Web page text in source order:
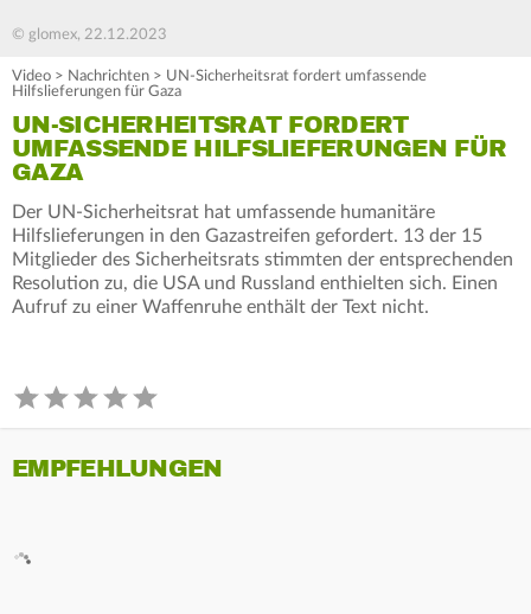
© glomex, 22.12.2023
Video > Nachrichten > UN-Sicherheitsrat fordert umfassende
Hilfslieferungen für Gaza
UN-SICHERHEITSRAT FORDERT
UMFASSENDE HILFSLIEFERUNGEN FÜR
GAZA
Der UN-Sicherheitsrat hat umfassende humanitäre
Hilfslieferungen in den Gazastreifen gefordert. 13 der 15
Mitglieder des Sicherheitsrats stimmten der entsprechenden
Resolution zu, die USA und Russland enthielten sich. Einen
Aufruf zu einer Waffenruhe enthält der Text nicht.
EMPFEHLUNGEN